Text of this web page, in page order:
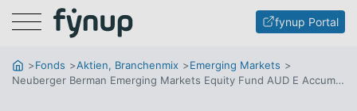
Menu fynup Portal
Fonds Aktien, Branchenmix
Emerging Markets
Neuberger Berman Emerging Markets Equity Fund AUD E Accumulating